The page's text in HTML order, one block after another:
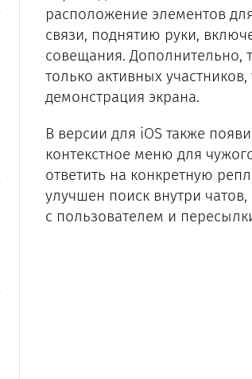
расположение элементов
связи, поднятию руки,
совещания. Дополнительно,
только активных
демонстрация экрана.
В версии для iOS также
контекстное меню для
ответить на конкретную
улучшен поиск внутри
с пользователем и